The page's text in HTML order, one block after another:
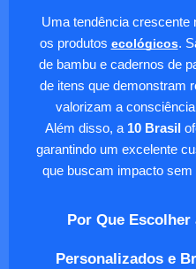
Uma tendência crescente
os produtos ecológicos.
de bambu e cadernos de
de itens que demonstram
valorizam a
Além disso, a 10 Brasil
garantindo um excelente
que buscam impacto
Por Que
Personalizados e